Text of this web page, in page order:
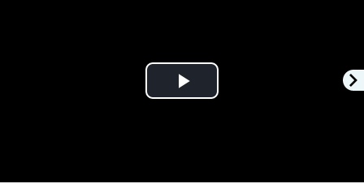
Play